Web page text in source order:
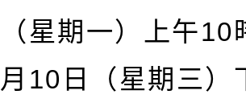
（星期一）上午
月10日（星期三）